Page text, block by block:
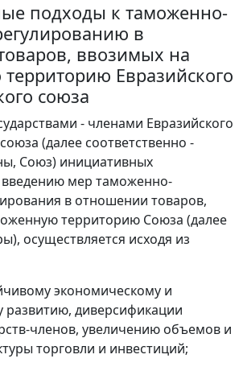
подходы к таможенно-
в
ввозимых на
Евразийского
союза
- членами Евразийского
(далее соответственно -
Союз) инициативных
мер таможенно-
в отношении товаров,
территорию Союза (далее
осуществляется исходя из
экономическому и
диверсификации
членов, увеличению объемов и
торговли и инвестиций;